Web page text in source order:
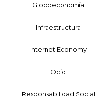
Globoeconomía
Infraestructura
Internet Economy
Ocio
Responsabilidad Social